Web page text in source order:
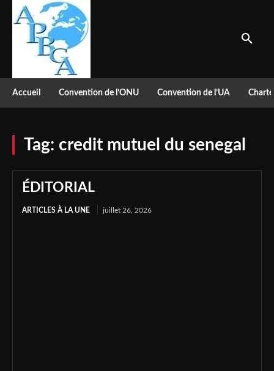
Accueil Convention de l’ONU Convention de l’UA
Tag: credit mutuel du senegal
ÉDITORIAL
ARTICLES À LA UNE juillet 26, 2026